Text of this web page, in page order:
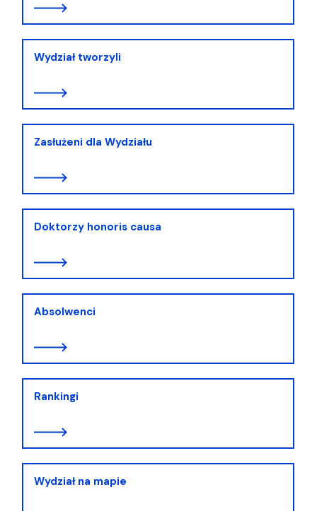
Wydział tworzyli
Zasłużeni dla Wydziału
Doktorzy honoris causa
Absolwenci
Rankingi
Wydział na mapie